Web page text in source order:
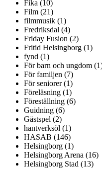
Fika (10)
Film (21)
filmmusik (1)
Fredriksdal (4)
Friday Fusion (2)
Fritid Helsingborg (1)
fynd (1)
För barn och ungdom
För familjen (7)
För seniorer (1)
Föreläsning (1)
Föreställning (6)
Guidning (6)
Gästspel (2)
hantverksöl (1)
HASAB (146)
Helsingborg (1)
Helsingborg Arena (16)
Helsingborg Stad (13)